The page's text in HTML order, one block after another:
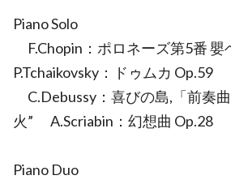
Piano Solo
F.Chopin：ポロネーズ第5番
P.Tchaikovsky：ドゥムカ Op.59
C.Debussy：喜びの島,「前奏
火” A.Scriabin：幻想曲 Op.28
Piano Duo